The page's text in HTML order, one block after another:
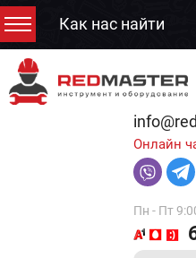
Как нас найти
Онлайн
Пн - Пт